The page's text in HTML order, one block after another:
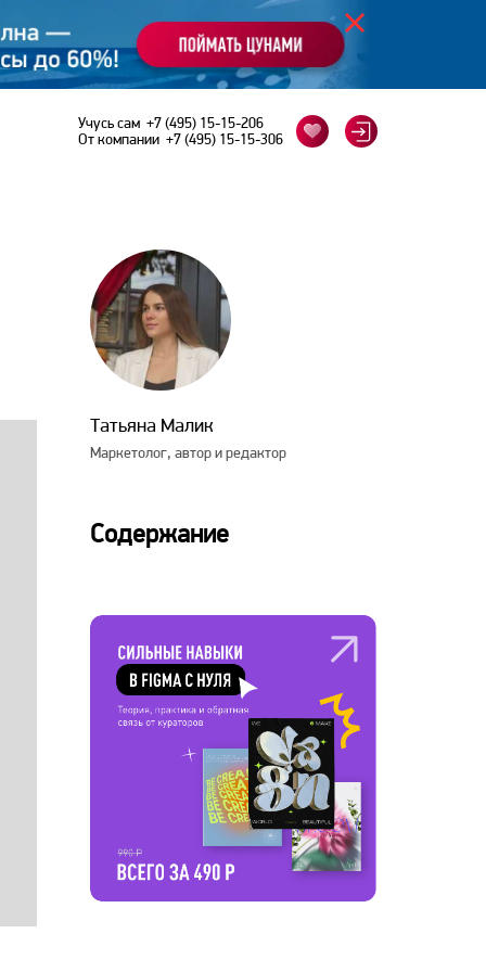
Учусь сам +7 (495) 15-15-206
От компании +7 (495) 15-15-306
Татьяна Малик
Маркетолог, автор и редактор
Содержание